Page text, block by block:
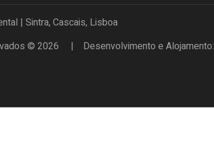
| Sintra, Cascais, Lisboa
© 2026 | Desenvolvimento e Alojamento: